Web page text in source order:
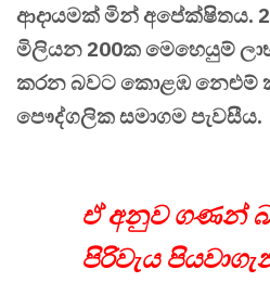
ආදායමක් මින් අපේක්ෂිතය.
මිලියන 200ක මෙහෙයුම්
කරන බවට කොළඹ නෙළුම්
පෞද්ගලික සමාගම පැවසීය.
ඒ අනුව ගණන්
පිරිවැය